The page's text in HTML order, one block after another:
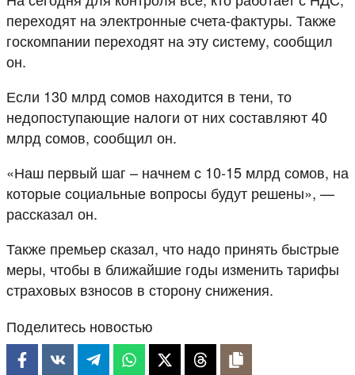
переходят на электронные счета-фактуры. Также
госкомпании переходят на эту систему, сообщил
он.
Если 130 млрд сомов находится в тени, то
недопоступающие налоги от них составляют 40
млрд сомов, сообщил он.
«Наш первый шаг – начнем с 10-15 млрд сомов, на
которые социальные вопросы будут решены», —
рассказал он.
Также премьер сказал, что надо принять быстрые
меры, чтобы в ближайшие годы изменить тарифы
страховых взносов в сторону снижения.
Поделитесь новостью